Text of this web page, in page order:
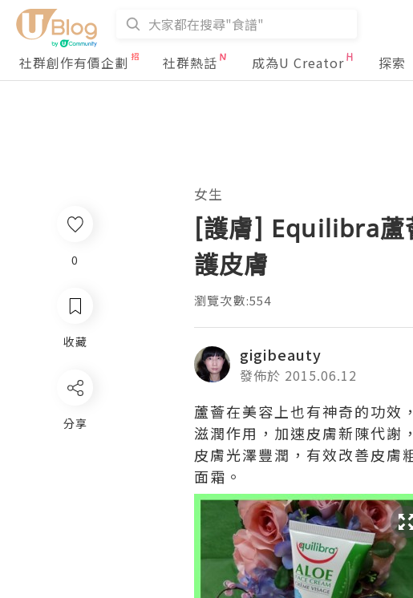
社群創作有價企劃 社群熱話 成為U Creator 探索
0
收藏
分享
女生
[護膚] Equilibra蘆
護皮膚
瀏覽次數:554
gigibeauty
發佈於 2015.06.12
蘆薈在美容上也有神奇的功效
滋潤作用，加速皮膚新陳代謝
皮膚光澤豐潤，有效改善皮
面霜。